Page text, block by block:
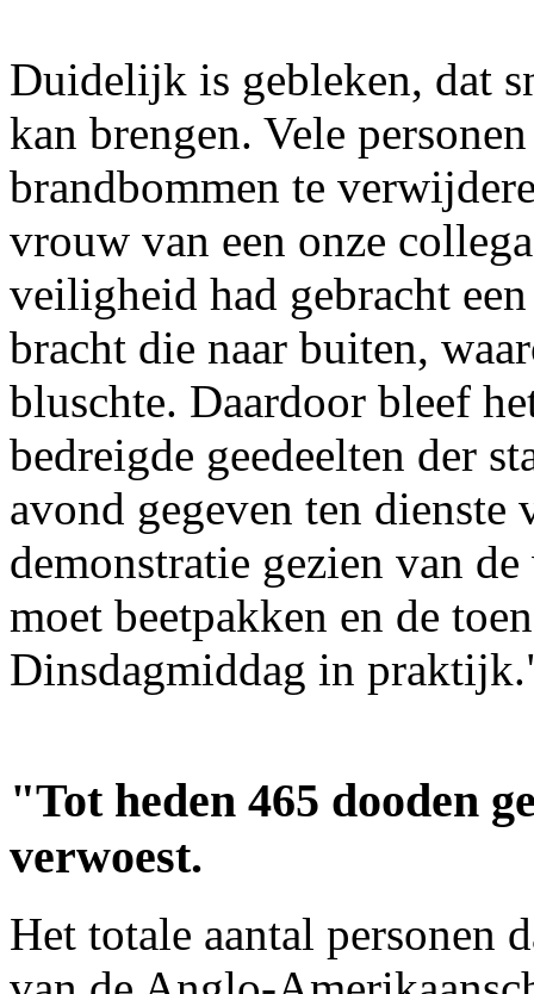
Duidelijk is gebleken, dat
kan brengen. Vele
brandbommen te
vrouw van een onze
veiligheid had gebracht
bracht die naar buiten,
bluschte. Daardoor bleef
bedreigde geedeelten der
avond gegeven ten dienste
demonstratie gezien van
moet beetpakken en de
Dinsdagmiddag in
"Tot heden 465 dooden
verwoest.
Het totale aantal personen